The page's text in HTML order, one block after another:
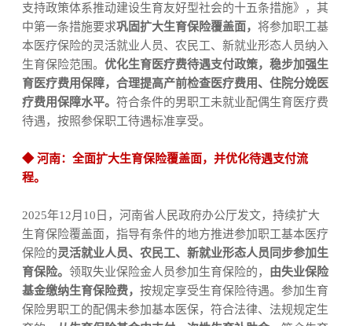
支持政策体系推动建设生育友好型社会的十五条措施》
， 其
中第一条措施要求巩固扩大生育保险覆盖面， 将参加职工基
本医疗保险的灵活就业人员、农民工、新就业形态人员纳入
生育保险范围。 优化生育医疗费待遇支付政策，稳步加强生
育医疗费用保障，合理提高产前检查医疗费用、住院分娩医
疗费用保障水平。 符合条件的男职工未就业配偶生育医疗费
待遇，按照参保职工待遇标准享受。
◆河南： 全面扩大生育保险覆盖面，并优化待遇支付流
程。
2025年12月 10 日， 河南省人民政府办公厅发文， 持续扩大
生育保险覆盖面，指导有条件的地方推进参加职工基本医疗
保险的灵活就业人员、农民工、新就业形态人员同步参加生
育保险。 领取失业保险金人员参加生育保险的，
由失业保险
基金缴纳生育保险费， 按规定享受生育保险待遇。参加生育
保险男职工的配偶未参加基本医保，符合法律、法规规定生